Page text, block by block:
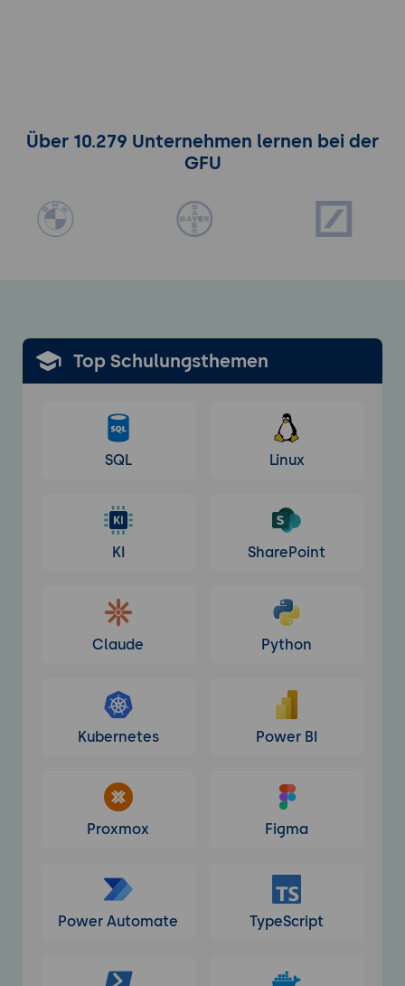
Über 10.279 Unternehmen lernen bei der
GFU
TopSchulungsthemen
SQL Linux
KI SharePoint
Claude Python
Kubernetes Power BI
Proxmox Figma
Power Automate TypeScript